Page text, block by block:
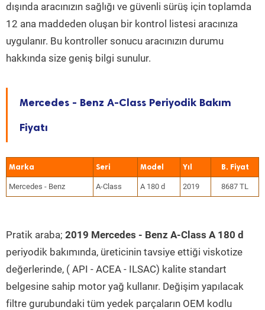
dışında aracınızın sağlığı ve güvenli sürüş için toplamda
12 ana maddeden oluşan bir kontrol listesi aracınıza
uygulanır. Bu kontroller sonucu aracınızın durumu
hakkında size geniş bilgi sunulur.
Mercedes - Benz A-Class Periyodik Bakım
Fiyatı
Marka Seri Model Yıl
Mercedes - Benz A-Class A 180 d 2019 8687 TL
Pratik araba; 2019 Mercedes - Benz A-Class A 180 d
periyodik bakımında, üreticinin tavsiye ettiği viskotize
değerlerinde, ( API - ACEA - ILSAC) kalite standart
belgesine sahip motor yağ kullanır. Değişim yapılacak
filtre gurubundaki tüm yedek parçaların OEM kodlu